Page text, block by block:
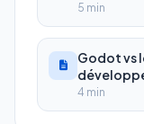
5 min
Godot vs
4 min